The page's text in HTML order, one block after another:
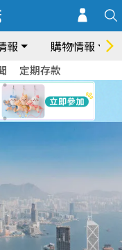
報 購物情報
定期存款